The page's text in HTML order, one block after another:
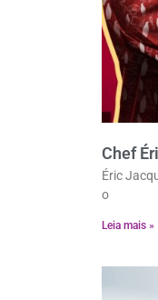
Chef
Éric
o
Leia mais »